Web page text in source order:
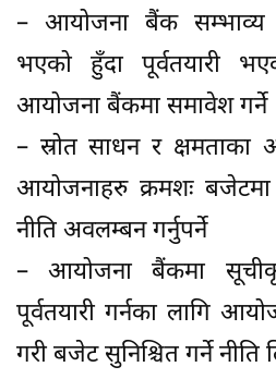
– आयोजना बैंक सम्भाव्य
भएको हुँदा पूर्वतयारी
आयोजना बैंकमा समावेश गर्ने
– स्रोत साधन र
आयोजनाहरु क्रमशः बजेटमा
नीति अवलम्बन गर्नुपर्ने
– आयोजना बैंकमा
पूर्वतयारी गर्नका लागि
गरी बजेट सुनिश्चित गर्ने नीति